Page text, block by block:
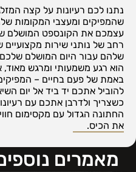
נתנו לכם רעיונות על קצה
שהמפיקים ומעצבי המקומות
עצמכם את הקונספט המושלם
רחב של נותני שירות מקצועיים
שלהם עבור היום המושלם
הוא רגע משמעותי ומרגש מאוד,
באמת של פעם בחיים –
להוביל אתכם יד ביד אל יום
כשצריך ולדרבן אתכם עם
החתונה הגדול עם מקסימום
את הכיס.
מאמרים